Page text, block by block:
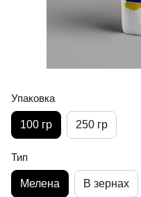
Упаковка
100 гр 250 гр
Тип
Мелена В зернах